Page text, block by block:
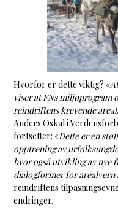
Hvorfor er dette viktig? «
viser at FNs miljøprogram
reindriftens krevende
Anders Oskal i
fortsetter: «Dette er en
opptrening av
hvor også utvikling av nye
dialogformer for arealvern
reindriftens
endringer.